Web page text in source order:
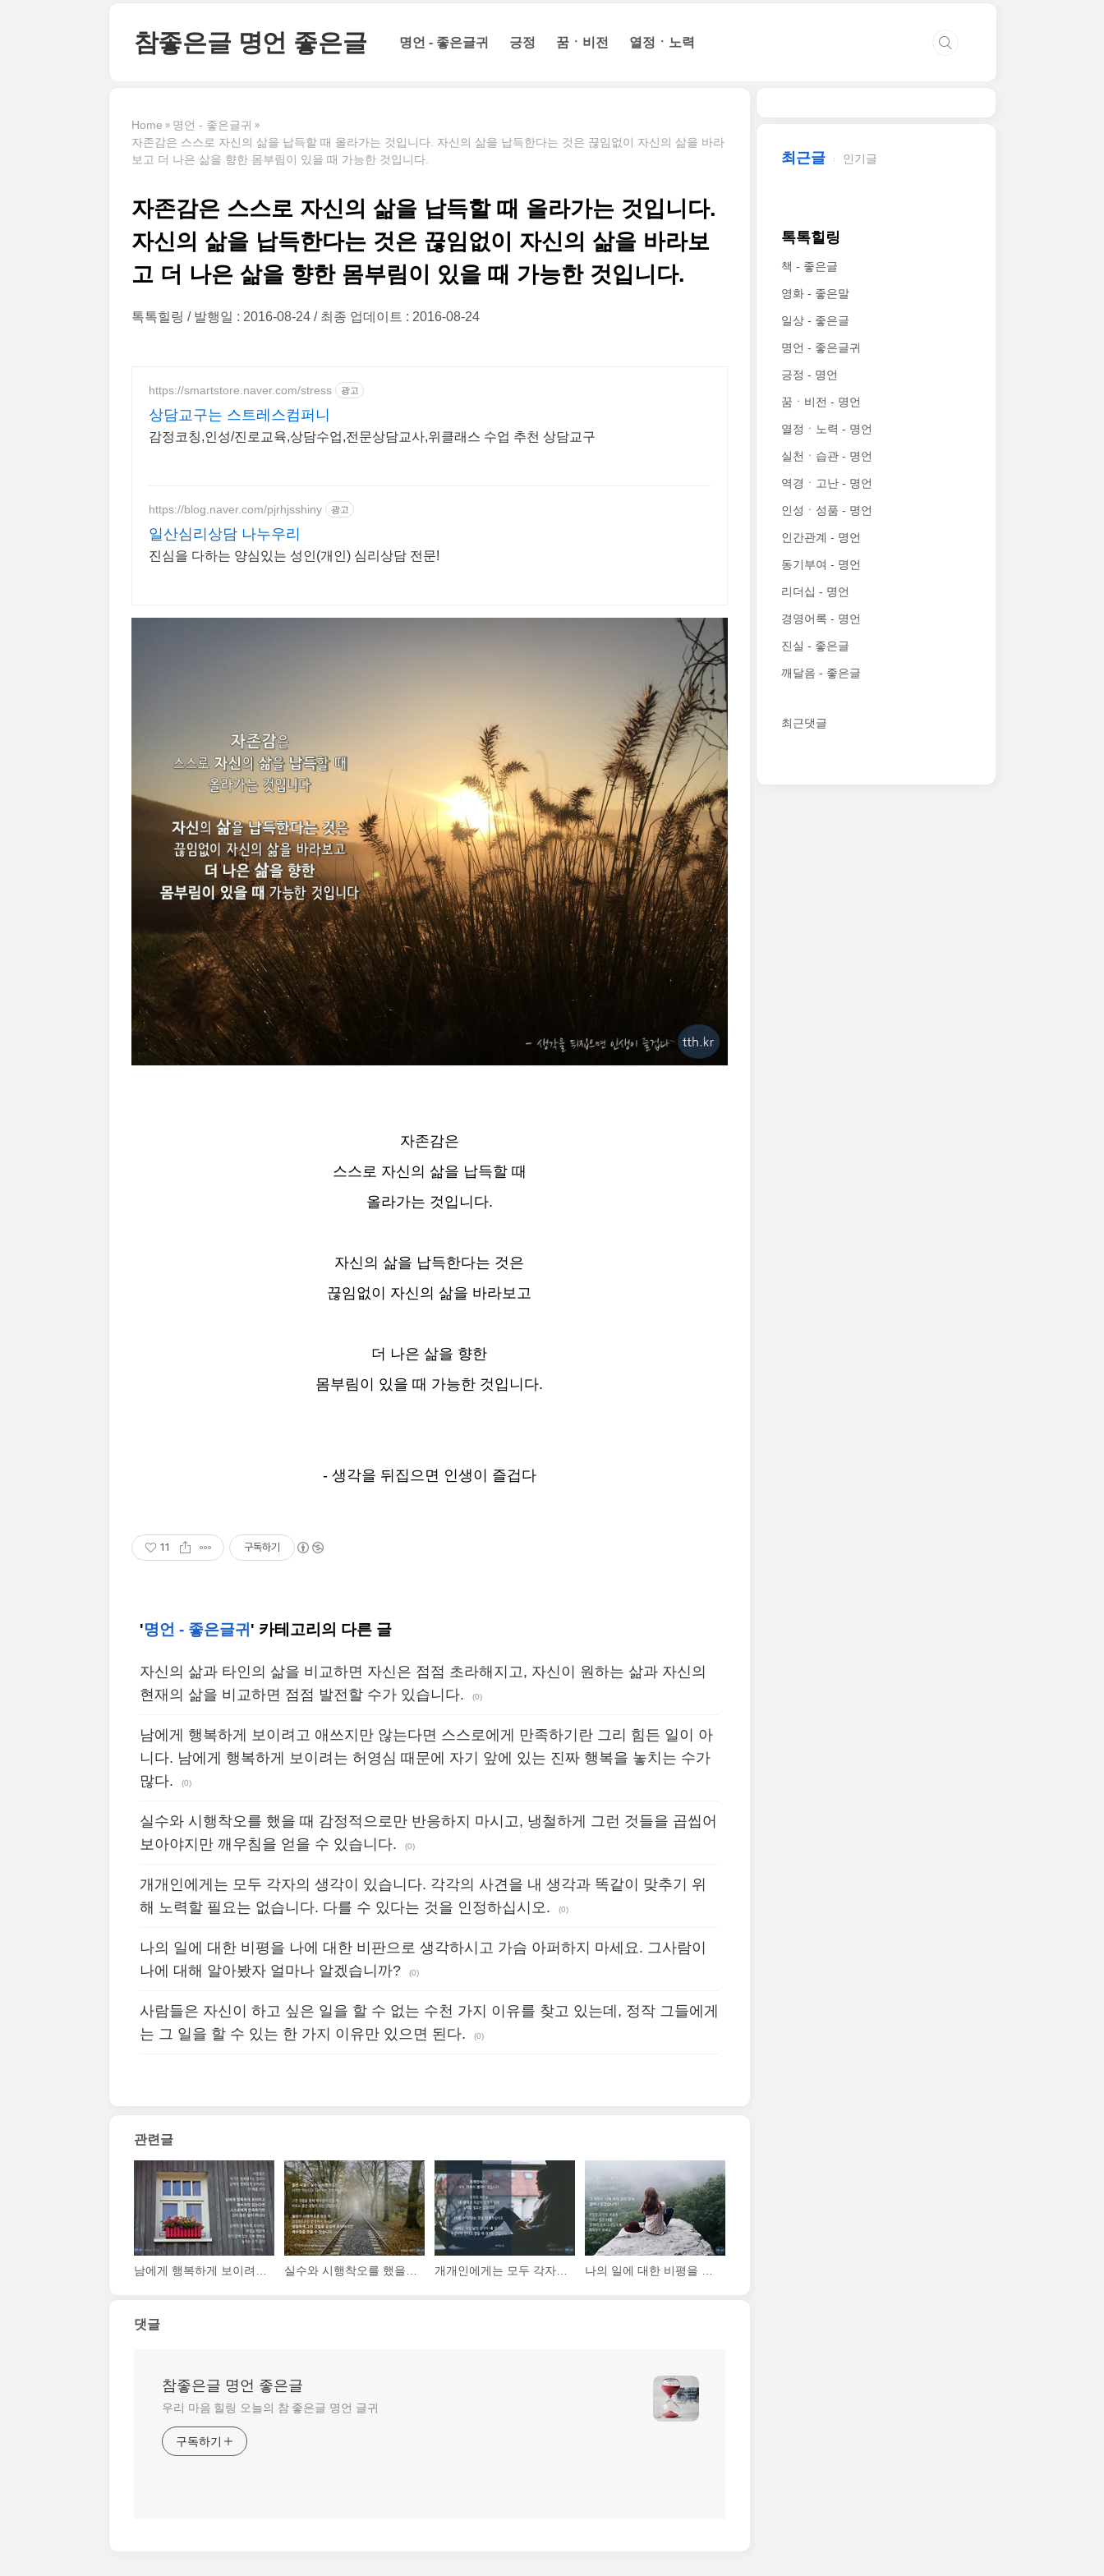
참좋은글 명언 좋은글 명언 - 좋은글귀 긍정 꿈ㆍ비전 열정ㆍ노력
Home
명언 - 좋은글귀
자존감은 스스로 자신의 삶을 납득할 때 올라가는 것입니다. 자신의 삶을 납득한다는 것은 끊임없이 자신의 삶을 바라
보고 더 나은 삶을 향한 몸부림이 있을 때 가능한 것입니다.
자존감은 스스로 자신의 삶을 납득할 때 올라가는 것입니다.
자신의 삶을 납득한다는 것은 끊임없이 자신의 삶을 바라보
고 더 나은 삶을 향한 몸부림이 있을 때 가능한 것입니다.
톡톡힐링 발행일 : 2016-08-24 최종 업데이트 : 2016-08-24
https://smartstore.naver.com/stress 광고
상담교구는 스트레스컴퍼니
감정코칭,인성/진로교육,상담수업,전문상담교사,위클래스 수업 추천 상담교구
https://blog.naver.com/pjrhjsshiny 광고
일산심리상담 나누우리
진심을 다하는 양심있는 성인(개인) 심리상담 전문!
자존감은
스스로 자신의 삶을 납득할 때
올라가는 것입니다.
자신의 삶을 납득한다는 것은
끊임없이 자신의 삶을 바라보고
더 나은 삶을 향한
몸부림이 있을 때 가능한 것입니다.
- 생각을 뒤집으면 인생이 즐겁다
11 구독하기
'명언 - 좋은글귀 ' 카테고리의 다른 글
자신의 삶과 타인의 삶을 비교하면 자신은 점점 초라해지고, 자신이 원하는 삶과 자신의
현재의 삶을 비교하면 점점 발전할 수가 있습니다.
(0)
남에게 행복하게 보이려고 애쓰지만 않는다면 스스로에게 만족하기란 그리 힘든 일이 아
니다. 남에게 행복하게 보이려는 허영심 때문에 자기 앞에 있는 진짜 행복을 놓치는 수가
많다.
(0)
실수와 시행착오를 했을 때 감정적으로만 반응하지 마시고, 냉철하게 그런 것들을 곱씹어
보아야지만 깨우침을 얻을 수 있습니다.
(0)
개개인에게는 모두 각자의 생각이 있습니다. 각각의 사견을 내 생각과 똑같이 맞추기 위
해 노력할 필요는 없습니다. 다를 수 있다는 것을 인정하십시오.
(0)
나의 일에 대한 비평을 나에 대한 비판으로 생각하시고 가슴 아퍼하지 마세요. 그사람이
나에 대해 알아봤자 얼마나 알겠습니까?
(0)
사람들은 자신이 하고 싶은 일을 할 수 없는 수천 가지 이유를 찾고 있는데, 정작 그들에게
는 그 일을 할 수 있는 한 가지 이유만 있으면 된다.
(0)
관련글
남에게 행복하게 보이려고 애쓰지만 않는다면 스스로에게 만족하기란 그리 힘든 일이 아니다. 남에게 행복하게 보이려는 허영심 때문에 자기 앞에 있는 진짜 행복을 놓치는 수가 많다. 실수와 시행착오를 했을 때 감정적으로만 반응하지 마시고, 냉철하게 그런 것들을 곱씹어 보아야지만 깨우침을 얻을 수 있습니다. 개개인에게는 모두 각자의 생각이 있습니다. 각각의 사견을 내 생각과 똑같이 맞추기 위해 노력할 필요는 없습니다. 다를 수 있다는 것을 인정하십시오. 나의 일에 대한 비평을 나에 대한 비판으로 생각하시고 가슴 아퍼하지 마세요. 그사람이 나에 대해 알아봤자 얼마나 알겠습니까?
댓글
참좋은글 명언 좋은글
우리 마음 힐링 오늘의 참 좋은글 명언 글귀
구독하기
최근글 인기글
톡톡힐링
책 - 좋은글
영화 - 좋은말
일상 - 좋은글
명언 - 좋은글귀
긍정 - 명언
꿈ㆍ비전 - 명언
열정ㆍ노력 - 명언
실천ㆍ습관 - 명언
역경ㆍ고난 - 명언
인성ㆍ성품 - 명언
인간관계 - 명언
동기부여 - 명언
리더십 - 명언
경영어록 - 명언
진실 - 좋은글
깨달음 - 좋은글
최근댓글